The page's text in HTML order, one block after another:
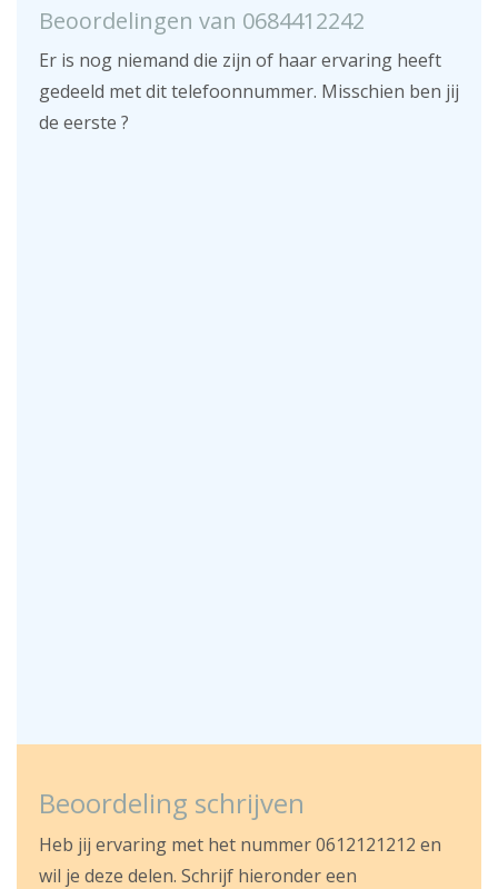
Beoordelingen van 0684412242
Er is nog niemand die zijn of haar ervaring heeft
gedeeld met dit telefoonnummer. Misschien ben jij
de eerste ?
Beoordeling schrijven
Heb jij ervaring met het nummer 0612121212 en
wil je deze delen. Schrijf hieronder een